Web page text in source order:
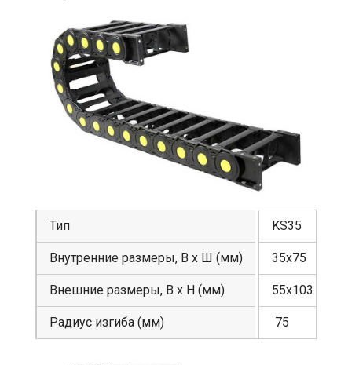
Тип
Внутренние размеры, В х Ш (мм)
Внешние размеры, В х Н (мм)
Радиус изгиба (мм)
KS35
35х75
55х103
75